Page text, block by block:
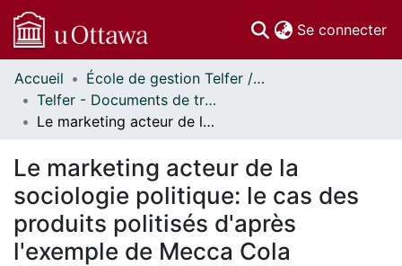
Se connecter
Communautés
et collections
Parcourir
À propos
Accueil
École de gestion Telfer // Telfer School of Management
Telfer - Documents de travail // Telfer - Working Papers
Le marketing acteur de la sociologie politique: le cas des produits politisés d'après l'exemple de Mecca Cola
Le marketing acteur de la
sociologie politique: le cas des
produits politisés d'après
l'exemple de Mecca Cola